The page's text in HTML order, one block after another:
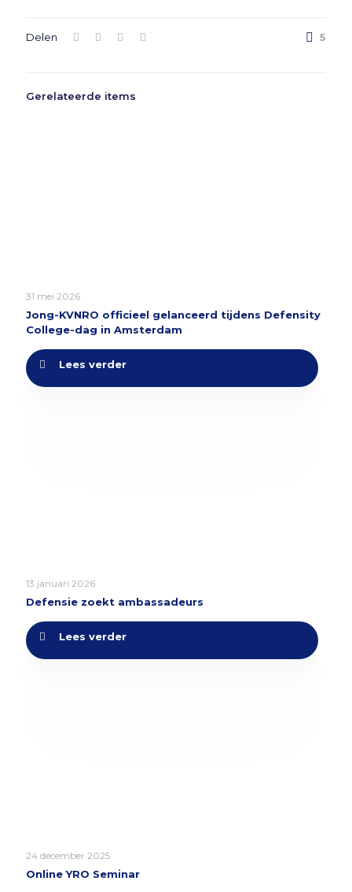
Delen 5
Gerelateerde items
31 mei 2026
Jong-KVNRO officieel gelanceerd tijdens Defensity
College-dag in Amsterdam
Lees verder
13 januari 2026
Defensie zoekt ambassadeurs
Lees verder
24 december 2025
Online YRO Seminar